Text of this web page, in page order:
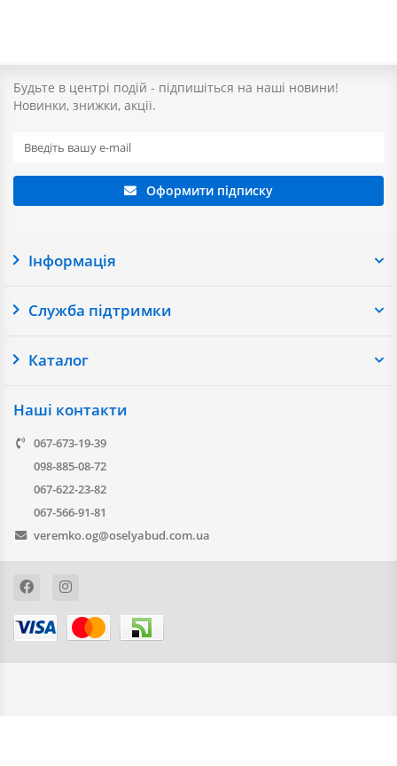
Будьте в центрі подій - підпишіться на наші новини!
Новинки, знижки, акції.
Оформити підписку
Інформація
Служба підтримки
Каталог
Наші контакти
067-673-19-39
098-885-08-72
067-622-23-82
067-566-91-81
veremko.og@oselyabud.com.ua